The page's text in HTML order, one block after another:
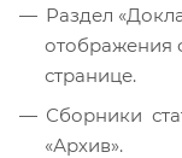
Раздел
отображения
странице.
Сборники
«Архив».